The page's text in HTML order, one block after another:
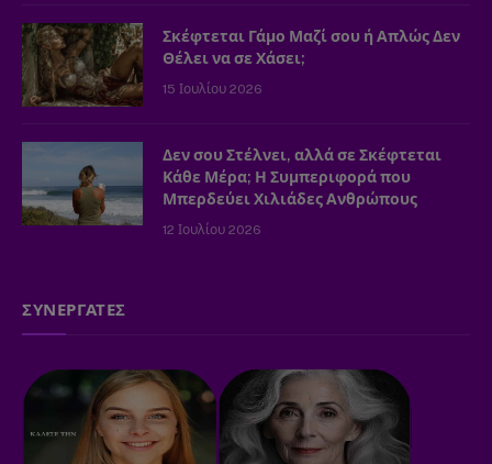
Σκέφτεται Γάμο Μαζί σου ή Απλώς Δεν
Θέλει να σε Χάσει;
15 Ιουλίου 2026
Δεν σου Στέλνει, αλλά σε Σκέφτεται
Κάθε Μέρα; Η Συμπεριφορά που
Μπερδεύει Χιλιάδες Ανθρώπους
12 Ιουλίου 2026
ΣΥΝΕΡΓΑΤΕΣ